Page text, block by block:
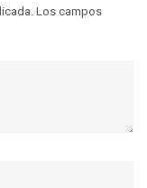
Los campos